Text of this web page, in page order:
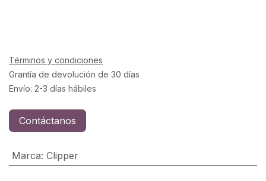
Términos y condiciones
Grantía de devolución de 30 días
Envío: 2-3 días hábiles
Contáctanos
Marca: Clipper